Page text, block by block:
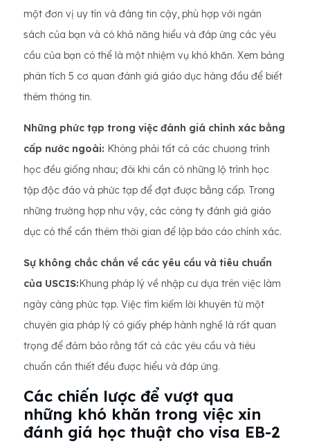
một đơn vị uy tín và đáng tin cậy, phù hợp với ngân
sách của bạn và có khả năng hiểu và đáp ứng các yêu
cầu của bạn có thể là một nhiệm vụ khó khăn. Xem bảng
phân tích 5 cơ quan đánh giá giáo dục hàng đầu để biết
thêm thông tin.
Những phức tạp trong việc đánh giá chính xác bằng
cấp nước ngoài: Không phải tất cả các chương trình
học đều giống nhau; đôi khi cần có những lộ trình học
tập độc đáo và phức tạp để đạt được bằng cấp. Trong
những trường hợp như vậy, các công ty đánh giá giáo
dục có thể cần thêm thời gian để lập báo cáo chính xác.
Sự không chắc chắn về các yêu cầu và tiêu chuẩn
của USCIS:Khung pháp lý về nhập cư dựa trên việc làm
ngày càng phức tạp. Việc tìm kiếm lời khuyên từ một
chuyên gia pháp lý có giấy phép hành nghề là rất quan
trọng để đảm bảo rằng tất cả các yêu cầu và tiêu
chuẩn cần thiết đều được hiểu và đáp ứng.
Các chiến lược để vượt qua
những khó khăn trong việc xin
đánh giá học thuật cho visa EB-2